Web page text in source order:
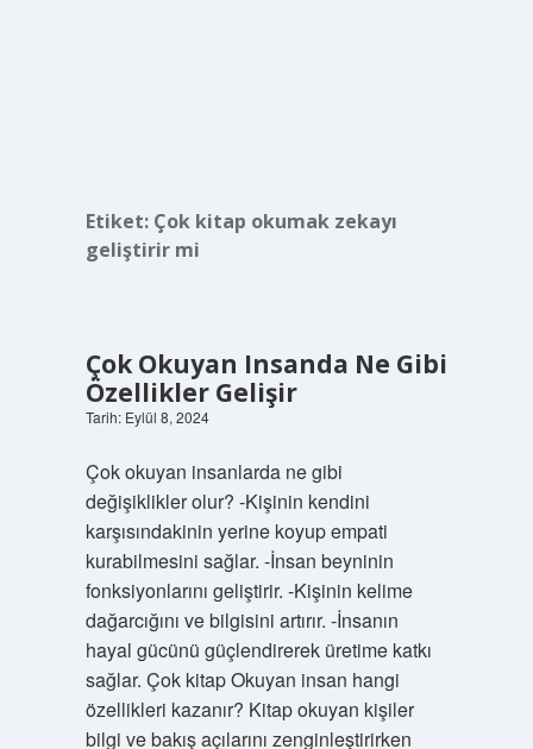
Etiket: Çok kitap okumak zekayı
geliştirir mi
Çok Okuyan Insanda Ne Gibi
Özellikler Gelişir
Tarih: Eylül 8, 2024
Çok okuyan insanlarda ne gibi
değişiklikler olur? -Kişinin kendini
karşısındakinin yerine koyup empati
kurabilmesini sağlar. -İnsan beyninin
fonksiyonlarını geliştirir. -Kişinin kelime
dağarcığını ve bilgisini artırır. -İnsanın
hayal gücünü güçlendirerek üretime katkı
sağlar. Çok kitap Okuyan insan hangi
özellikleri kazanır? Kitap okuyan kişiler
bilgi ve bakış açılarını zenginleştirirken